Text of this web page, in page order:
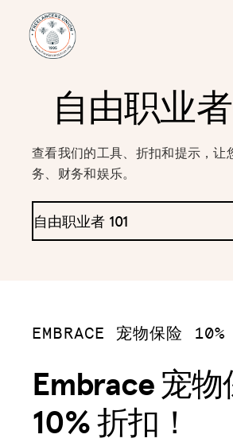
自由职业者
查看我们的工具、折扣和提示，让
务、财务和娱乐。
EMBRACE 宠物保险 10%
Embrace 宠
10% 折扣！